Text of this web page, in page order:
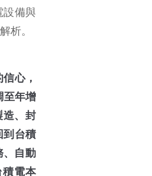
設備與
析。
心，
至年增
造、封
到台積
、自動
電本